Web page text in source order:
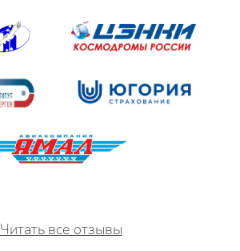
Читать все отзывы